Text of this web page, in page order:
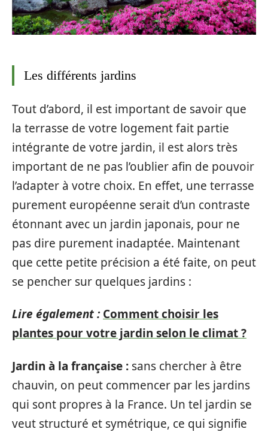
Les différents jardins
Tout d’abord, il est important de savoir que
la terrasse de votre logement fait partie
intégrante de votre jardin, il est alors très
important de ne pas l’oublier afin de pouvoir
l’adapter à votre choix. En effet, une terrasse
purement européenne serait d’un contraste
étonnant avec un jardin japonais, pour ne
pas dire purement inadaptée. Maintenant
que cette petite précision a été faite, on peut
se pencher sur quelques jardins :
Lire également : Comment choisir les
plantes pour votre jardin selon le climat ?
Jardin à la française : sans chercher à être
chauvin, on peut commencer par les jardins
qui sont propres à la France. Un tel jardin se
veut structuré et symétrique, ce qui signifie